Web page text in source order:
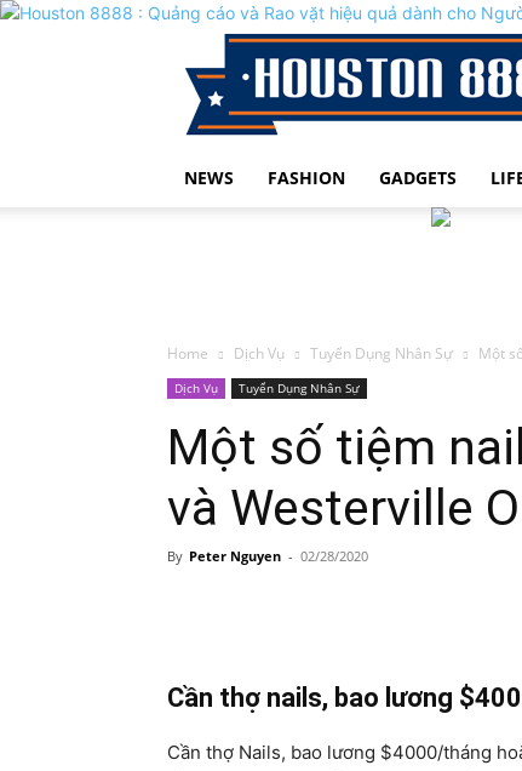
NEWS FASHION GADGETS
Home Dịch Vụ Tuyển Dụng Nhân Sự Một
Dịch Vụ Tuyển Dụng Nhân Sự
Một số tiệm
và Westerville
By Peter Nguyen - 02/28/2020
Cần thợ nails, bao lương
Cần thợ Nails, bao lương $4000/tháng